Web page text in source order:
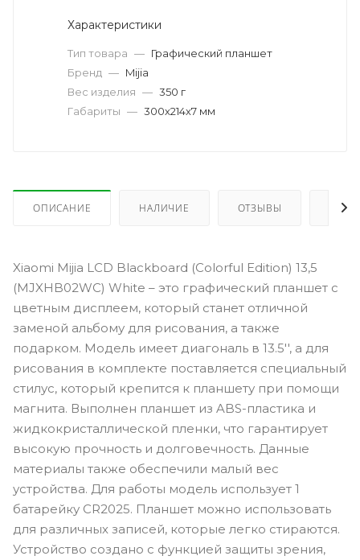
Характеристики
Тип товара — Графический планшет
Бренд — Mijia
Вес изделия — 350 г
Габариты — 300х214х7 мм
ОПИСАНИЕ НАЛИЧИЕ ОТЗЫВЫ КАК
Xiaomi Mijia LCD Blackboard (Colorful Edition) 13,5
(MJXHB02WC) White – это графический планшет с
цветным дисплеем, который станет отличной
заменой альбому для рисования, а также
подарком. Модель имеет диагональ в 13.5'', а для
рисования в комплекте поставляется специальный
стилус, который крепится к планшету при помощи
магнита. Выполнен планшет из ABS-пластика и
жидкокристаллической пленки, что гарантирует
высокую прочность и долговечность. Данные
материалы также обеспечили малый вес
устройства. Для работы модель использует 1
батарейку CR2025. Планшет можно использовать
для различных записей, которые легко стираются.
Устройство создано с функцией защиты зрения,